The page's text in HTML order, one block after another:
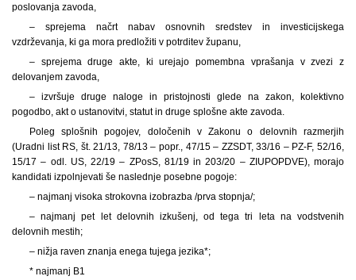
poslovanja zavoda,
– sprejema načrt nabav osnovnih sredstev in investicijskega
vzdrževanja, ki ga mora predložiti v potrditev županu,
– sprejema druge akte, ki urejajo pomembna vprašanja v zvezi z
delovanjem zavoda,
– izvršuje druge naloge in pristojnosti glede na zakon, kolektivno
pogodbo, akt o ustanovitvi, statut in druge splošne akte zavoda.
Poleg splošnih pogojev, določenih v Zakonu o delovnih razmerjih
(Uradni list RS, št. 21/13, 78/13 – popr., 47/15 – ZZSDT, 33/16 – PZ-F, 52/16,
15/17 – odl. US, 22/19 – ZPosS, 81/19 in 203/20 – ZIUPOPDVE), morajo
kandidati izpolnjevati še naslednje posebne pogoje:
– najmanj visoka strokovna izobrazba /prva stopnja/;
– najmanj pet let delovnih izkušenj, od tega tri leta na vodstvenih
delovnih mestih;
– nižja raven znanja enega tujega jezika*;
* najmanj B1